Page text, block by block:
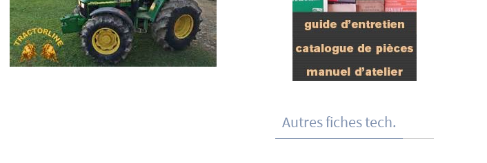
Autres fiches tech.